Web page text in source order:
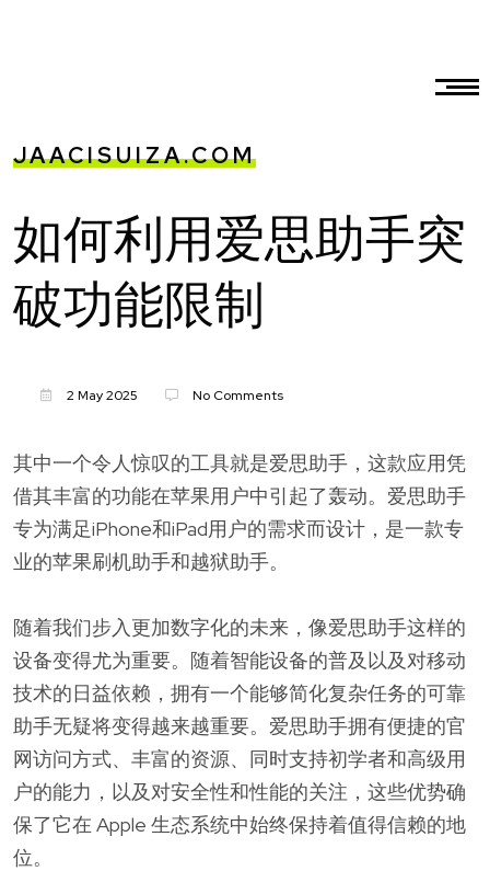
JAACISUIZA.COM
如何利用爱思助手突
破功能限制
2 May 2025 No Comments
其中一个令人惊叹的工具就是爱思助手，这款应用凭
借其丰富的功能在苹果用户中引起了轰动。爱思助手
专为满足iPhone和iPad用户的需求而设计，是一款专
业的苹果刷机助手和越狱助手。
随着我们步入更加数字化的未来，像爱思助手这样的
设备变得尤为重要。随着智能设备的普及以及对移动
技术的日益依赖，拥有一个能够简化复杂任务的可靠
助手无疑将变得越来越重要。爱思助手拥有便捷的官
网访问方式、丰富的资源、同时支持初学者和高级用
户的能力，以及对安全性和性能的关注，这些优势确
保了它在 Apple 生态系统中始终保持着值得信赖的地
位。